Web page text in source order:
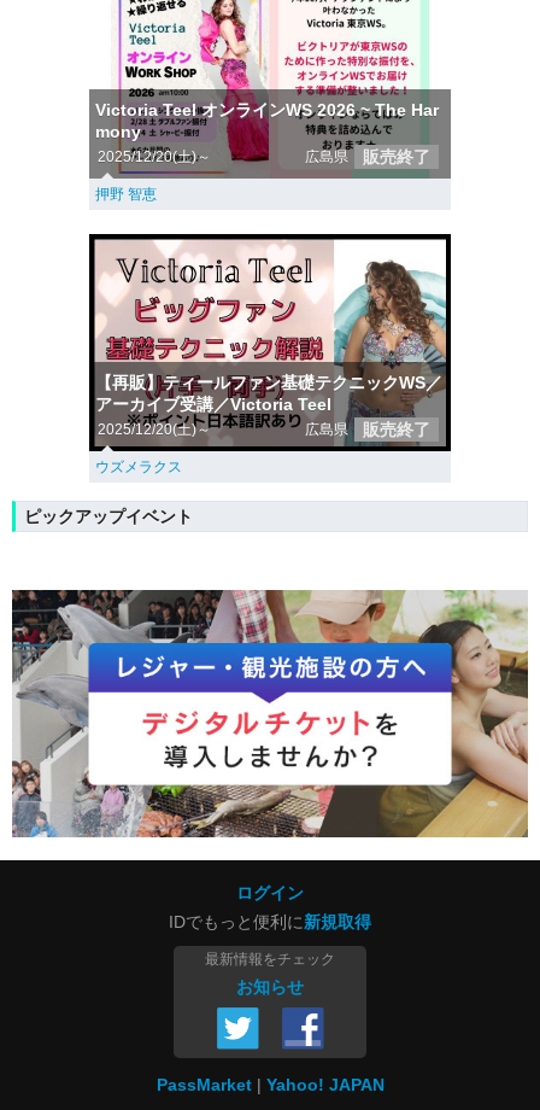
Victoria Teel オンラインWS 2026 ~ The Har
mony
2025/12/20(土)～ 広島県 販売終了
押野 智恵
【再販】ティールファン基礎テクニックWS／
アーカイブ受講／Victoria Teel
2025/12/20(土)～ 広島県 販売終了
ウズメラクス
ピックアップイベント
ログイン
IDでもっと便利に新規取得
最新情報をチェック
お知らせ
PassMarket Yahoo! JAPAN